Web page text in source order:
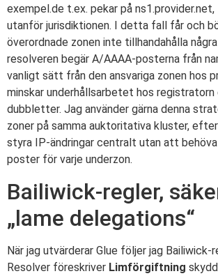
exempel.de t.ex. pekar på
utanför jurisdiktionen. I detta fall får och
överordnade zonen inte tillhandahålla
resolveren begär A/AAAA-posterna från
vanligt sätt från den ansvariga zonen hos
minskar underhållsarbetet hos registratorn
dubbletter. Jag använder gärna denna
zoner på samma auktoritativa kluster,
styra IP-ändringar centralt utan att behöva
poster för varje underzon.
Bailiwick-regler,
„lame delegations“
När jag utvärderar Glue följer jag Bailiwick-
Resolver föreskriver Limförgiftning